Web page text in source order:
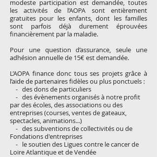
modeste participation est demandée, toutes
les activités de l’AOPA sont entièrement
gratuites pour les enfants, dont les familles
sont parfois déjà durement éprouvées
financièrement par la maladie.
Pour une question d’assurance, seule une
adhésion annuelle de 15€ est demandée.
L’AOPA finance donc tous ses projets grâce à
l’aide de partenaires fidèles ou plus ponctuels :
- des dons de particuliers
- des évènements organisés à notre profit
par des écoles, des associations ou des
entreprises (courses, ventes de gateaux,
spectacles, animations...)
- des subventions de collectivités ou de
Fondations d'entreprises
- le soutien des Ligues contre le cancer de
Loire Atlantique et de Vendée